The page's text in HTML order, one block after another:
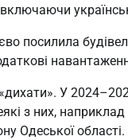
посилила
У
з них,
Одеської